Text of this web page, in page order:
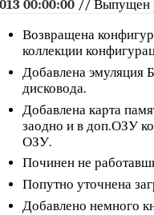
00:00:00 // Выпущен
Возвращена
коллекции
Добавлена эмуляция
дисковода.
Добавлена карта
заодно и в доп.ОЗУ
ОЗУ.
Починен не
Попутно уточнена
Добавлено немного